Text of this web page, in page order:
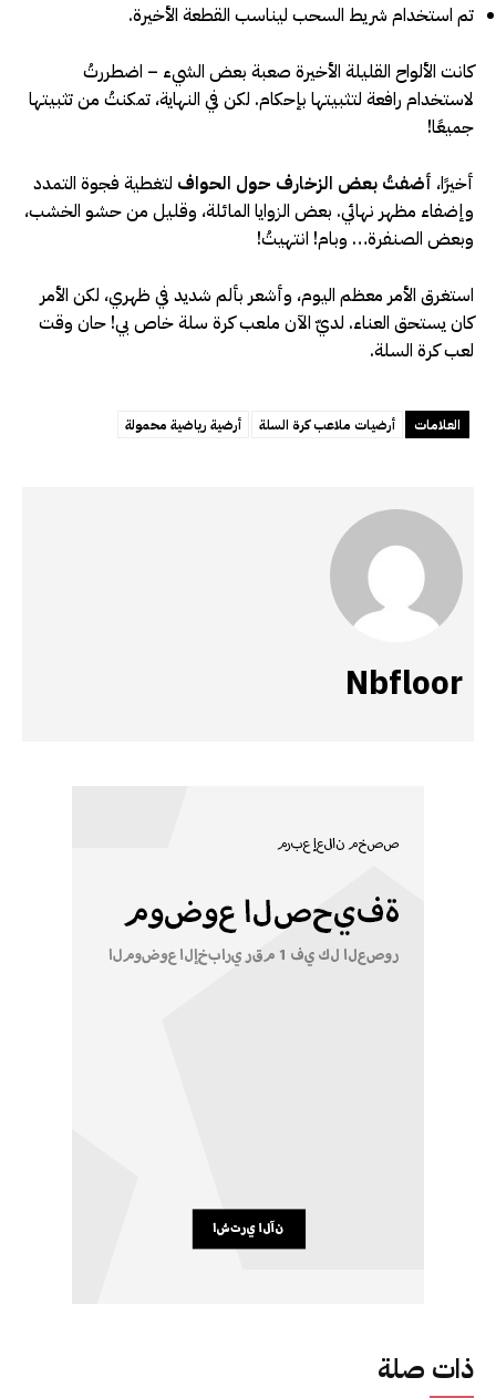
ذات صلة
تم استخدام شريط السحب ليناسب القطعة الأخيرة.
كانت الألواح القليلة الأخيرة صعبة بعض الشيء – اضطررتُ
لاستخدام رافعة لتثبيتها بإحكام. لكن في النهاية، تمكنتُ من تثبيتها
جميعًا!
أخيرًا، أضفتُ بعض الزخارف حول الحواف لتغطية فجوة التمدد
وإضفاء مظهر نهائي. بعض الزوايا المائلة، وقليل من حشو الخشب،
وبعض الصنفرة… وبام! انتهيتُ!
استغرق الأمر معظم اليوم، وأشعر بألم شديد في ظهري، لكن الأمر
كان يستحق العناء. لديّ الآن ملعب كرة سلة خاص بي! حان وقت
لعب كرة السلة.
العلامات أرضيات ملاعب كرة السلة أرضية رياضية محمولة
Nbfloor